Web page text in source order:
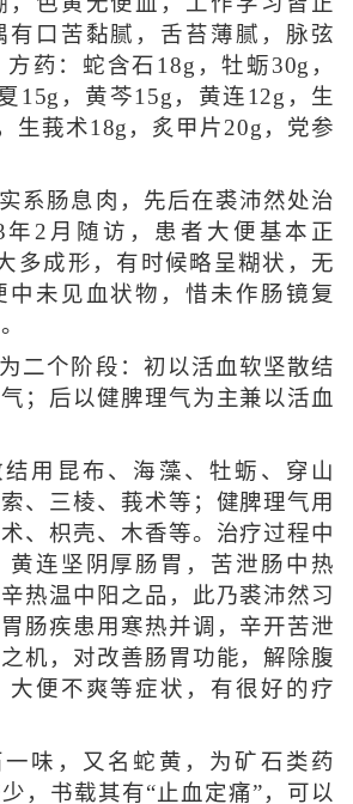
有口苦黏腻，舌苔薄腻，脉弦
药：蛇含石18g，牡蛎30g，
15g，黄芩15g，黄连12g，生
生莪术18g，炙甲片20g，党参
系肠息肉，先后在裘沛然处治
年2月随访，患者大便基本正
多成形，有时候略呈糊状，无
中未见血状物，惜未作肠镜复
二个阶段：初以活血软坚散结
；后以健脾理气为主兼以活血
用昆布、海藻、牡蛎、穿山
、三棱、莪术等；健脾理气用
、枳壳、木香等。治疗过程中
黄连坚阴厚肠胃，苦泄肠中热
热温中阳之品，此乃裘沛然习
肠疾患用寒热并调，辛开苦泄
机，对改善肠胃功能，解除腹
大便不爽等症状，有很好的疗
味，又名蛇黄，为矿石类药
，书载其有“止血定痛”，可以